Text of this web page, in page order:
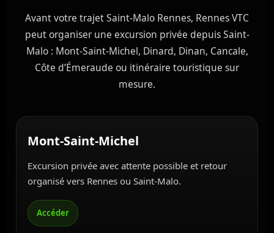
Avant votre trajet Saint-Malo Rennes, Rennes VTC
peut organiser une excursion privée depuis Saint-
Malo : Mont-Saint-Michel, Dinard, Dinan, Cancale,
Côte d’Émeraude ou itinéraire touristique sur
mesure.
Mont-Saint-Michel
Excursion privée avec attente possible et retour
organisé vers Rennes ou Saint-Malo.